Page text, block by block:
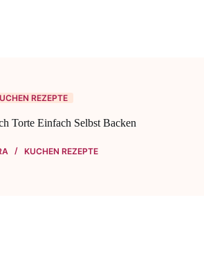
REZEPTE
Torte Einfach Selbst Backen
KUCHEN REZEPTE